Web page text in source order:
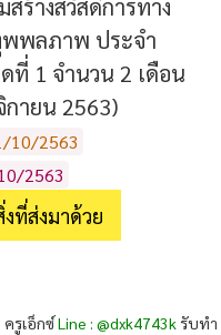
ร้างสวัสดิการทาง
พลภาพ ประจำ
ที่ 1 จำนวน 2 เดือน
ายน 2563)
10/2563
2563
งที่ส่งมาด้วย
รูเอ็กซ์Line : @dxk4743k รับทำ